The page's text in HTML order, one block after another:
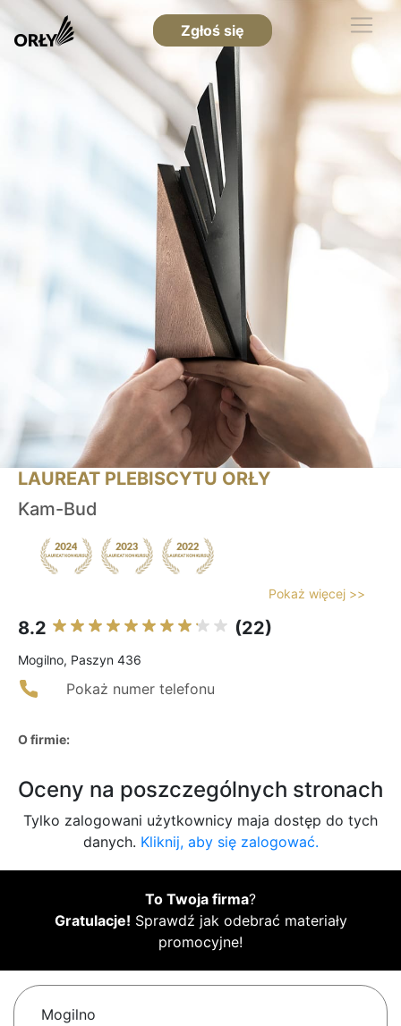
Zgłoś się
LAUREAT PLEBISCYTU ORŁY
Kam-Bud
Pokaż więcej >>
8.2 (22)
Mogilno, Paszyn 436
Pokaż numer telefonu
O firmie:
Oceny na poszczególnych stronach
Tylko zalogowani użytkownicy maja dostęp do tych
danych. Kliknij, aby się zalogować.
To Twoja firma?
Gratulacje! Sprawdź jak odebrać materiały
promocyjne!
Mogilno